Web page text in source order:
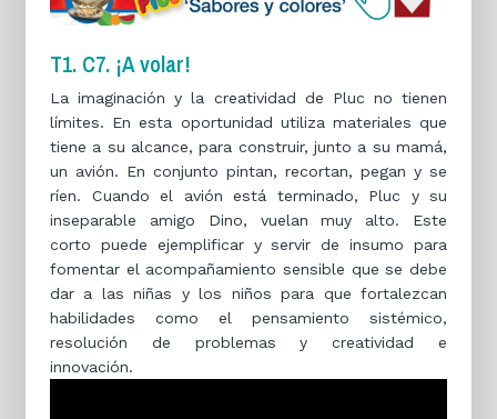
T1. C7. ¡A volar!
La imaginación y la creatividad de Pluc no tienen
límites. En esta oportunidad utiliza materiales que
tiene a su alcance, para construir, junto a su mamá,
un avión. En conjunto pintan, recortan, pegan y se
ríen. Cuando el avión está terminado, Pluc y su
inseparable amigo Dino, vuelan muy alto. Este
corto puede ejemplificar y servir de insumo para
fomentar el acompañamiento sensible que se debe
dar a las niñas y los niños para que fortalezcan
habilidades como el pensamiento sistémico,
resolución de problemas y creatividad e
innovación.